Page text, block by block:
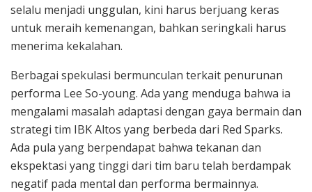
selalu menjadi unggulan, kini harus berjuang keras
untuk meraih kemenangan, bahkan seringkali harus
menerima kekalahan.
Berbagai spekulasi bermunculan terkait penurunan
performa Lee So-young. Ada yang menduga bahwa ia
mengalami masalah adaptasi dengan gaya bermain dan
strategi tim IBK Altos yang berbeda dari Red Sparks.
Ada pula yang berpendapat bahwa tekanan dan
ekspektasi yang tinggi dari tim baru telah berdampak
negatif pada mental dan performa bermainnya.